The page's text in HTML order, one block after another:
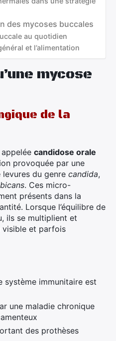
des mycoses buccales
au quotidien
et l’alimentation
mycose
de la
candidose orale
provoquée par une
du genre candida,
. Ces micro-
présents dans la
Lorsque l’équilibre de
ils se multiplient et
visible et parfois
système immunitaire est
une maladie chronique
des prothèses